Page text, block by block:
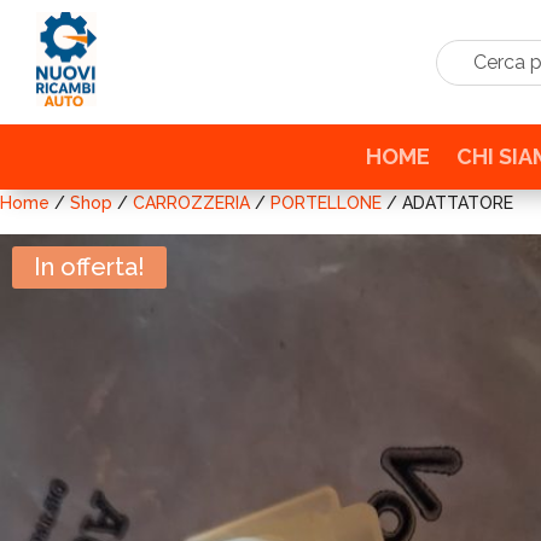
Cerca
HOME CHI
Home / Shop / CARROZZERIA/ PORTELLONE / ADATTATORE
In offerta!